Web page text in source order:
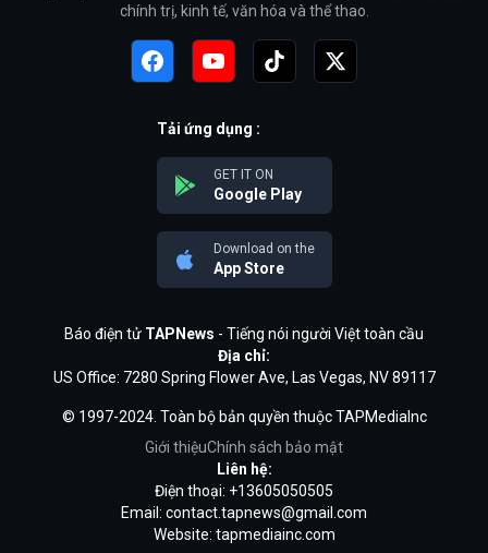
chính trị, kinh tế, văn hóa và thể thao.
Tải ứng dụng :
GET IT ON
Google Play
Download on the
App Store
Báo điện tử TAPNews - Tiếng nói người Việt toàn cầu
Địa chỉ:
US Office: 7280 Spring Flower Ave, Las Vegas, NV 89117
© 1997-2024. Toàn bộ bản quyền thuộc TAPMediaInc
Giới thiệuChính sách bảo mật
Liên hệ:
Điện thoại: +13605050505
Email: contact.tapnews@gmail.com
Website: tapmediainc.com